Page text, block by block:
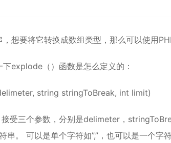
想要将它转换成数组类型，那么可以使用
explode（）函数是怎么定义的：
string stringToBreak, int limit)
受三个参数，分别是delimeter，
串。 可以是单个字符如”,”，也可以是一个字